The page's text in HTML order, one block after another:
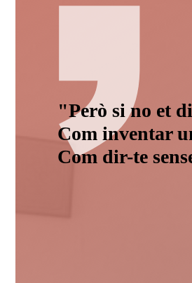
"Però si no et
Com inventar
Com dir-te